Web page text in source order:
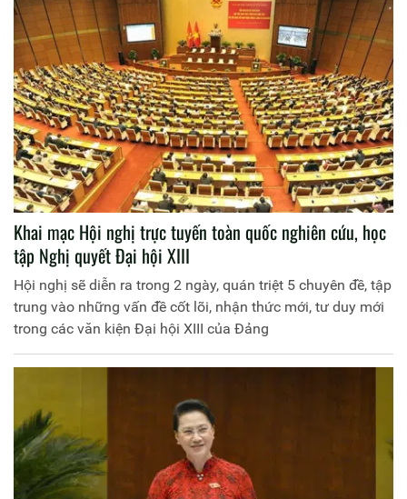
hội; Võ Văn Thưởng - Ủy viên Bộ Chính trị, Thường trực Ban
Bí thư.
Khai mạc Hội nghị trực tuyến toàn quốc nghiên cứu, học
tập Nghị quyết Đại hội XIII
Hội nghị sẽ diễn ra trong 2 ngày, quán triệt 5 chuyên đề, tập
trung vào những vấn đề cốt lõi, nhận thức mới, tư duy mới
trong các văn kiện Đại hội XIII của Đảng